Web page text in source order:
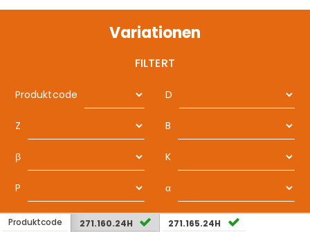
Variationen
FILTERT
Produktcode D
Z B
β K
P α
Produktcode
271.160.24H
271.165.24H